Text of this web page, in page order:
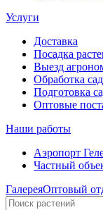
Услуги
Доставка
Посадка
Выезд
Обработка
Подготовка
Оптовые
Наши работы
Аэропорт
Частный
ГалереяОптовый